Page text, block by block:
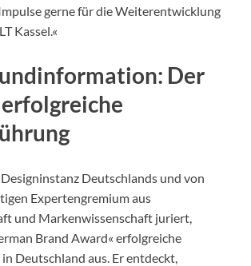
gerne für die Weiterentwicklung
Kassel.«
Der
Deutschlands und von
Expertengremium aus
und Markenwissenschaft juriert,
Brand Award« erfolgreiche
Deutschland aus. Er entdeckt,